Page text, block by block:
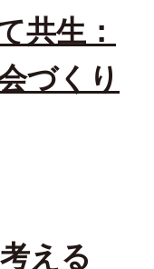
共生：
づくり
える